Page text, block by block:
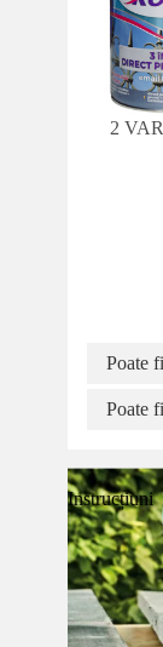
2
Poate
Poate
Instrucțiuni